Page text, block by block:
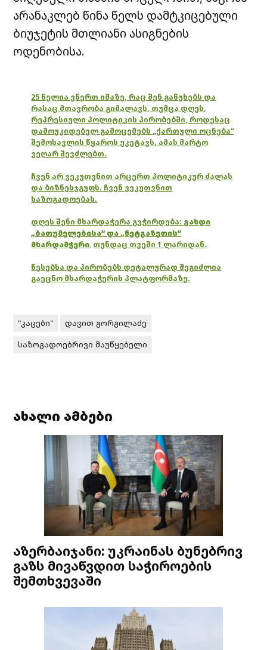
არანაკლებ წინა წელს დამტკიცებული
ბიუჯეტის მთლიანი ასიგნების
ოდენობისა.
25 წელია ვწერთ იმაზე, რაც შენ გაწუხებს და
რასაც მთავრობა გიმალავს, თუმცა დღეს,
რეპრესიული პოლიტიკის პირობებში, როდესაც
დამოუკიდებელ გამოცემებს „ქართული ოცნება“
შემოსავლის წყაროს უკეტავს, ამას მარტო
ვეღარ შევძლებთ.
ჩვენ არ ვეკუთვნით არცერთ პოლიტიკურ ძალას
და ბიზნესჯგუფს. ჩვენ ვეკუთვნით
საზოგადოებას.
დღეს შენი მხარდაჭერა გვჭირდება: გახდი
„ბათუმელებისა“ და „ნეტგაზეთის“
მხარდამჭერი, თუნდაც თვეში 1 ლარიდან.
წესებსა და პირობებს დეტალურად შეგიძლია
გაეცნო მხარდაჭერის პლატფორმაზე.
"კაცები"
დავით გორგილაძე
საზოგადოებრივი მაუწყებელი
ახალი ამბები
აზერბაიჯანი: უკრაინას ბუნებრივ
გაზს მივაწვდით საჭიროების
შემთხვევაში